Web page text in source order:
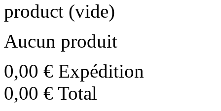
product (vide)
Aucun produit
0,00 € Expédition
0,00 € Total